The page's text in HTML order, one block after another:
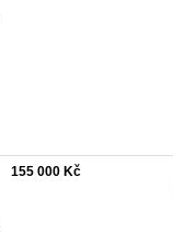
155 000 Kč